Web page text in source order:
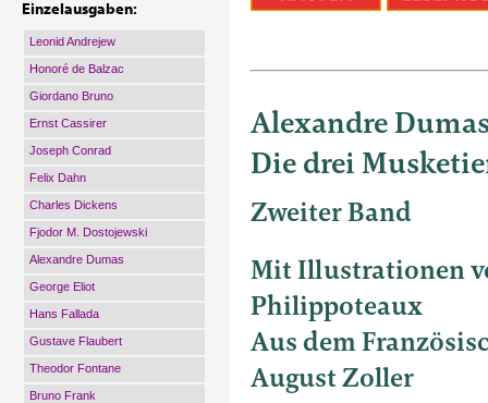
Einzelausgaben:
Leonid Andrejew
Honoré de Balzac
Giordano Bruno
Ernst Cassirer
Joseph Conrad
Felix Dahn
Charles Dickens
Fjodor M. Dostojewski
Alexandre Dumas
George Eliot
Hans Fallada
Gustave Flaubert
Theodor Fontane
Bruno Frank
Alexandre
Die drei
Zweiter Band
Mit Illustrationen
Philippoteaux
Aus dem
August Zoller